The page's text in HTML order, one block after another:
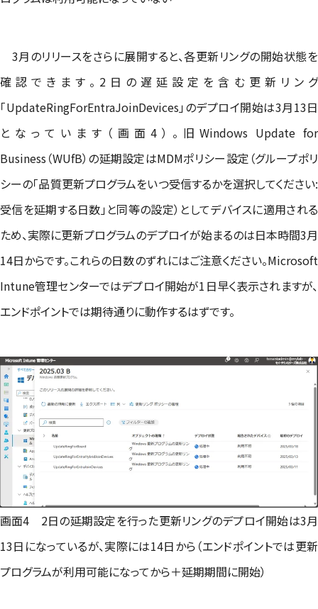
3月のリリースをさらに展開すると、各更新リングの開始状態を
確認できます。2日の遅延設定を含む更新リング
「UpdateRingForEntraJoinDevices」のデプロイ開始は3月13日
となっています（画面4）。旧Windows Update for
Business（WUfB）の延期設定はMDMポリシー設定（グループポリ
シーの「品質更新プログラムをいつ受信するかを選択してください:
受信を延期する日数」と同等の設定）としてデバイスに適用される
ため、実際に更新プログラムのデプロイが始まるのは日本時間3月
14日からです。これらの日数のずれにはご注意ください。Microsoft
Intune管理センターではデプロイ開始が1日早く表示されますが、
エンドポイントでは期待通りに動作するはずです。
画面4 2日の延期設定を行った更新リングのデプロイ開始は3月
13日になっているが、実際には14日から（エンドポイントでは更新
プログラムが利用可能になってから＋延期期間に開始）